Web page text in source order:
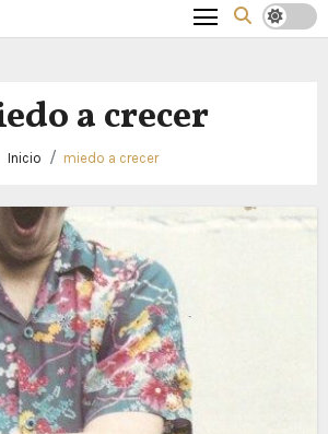
a crecer
Inicio miedo a crecer